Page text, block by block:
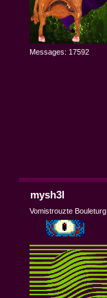
Messages: 17592
mysh3l
Vomistrouzte Bouleturg